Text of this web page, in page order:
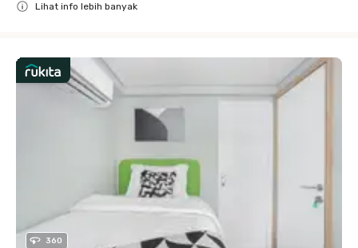
Lihat info lebih banyak
360